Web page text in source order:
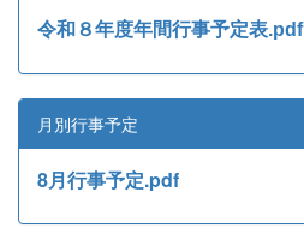
令和８年度年間行事予定表.pdf
月別行事予定
8月行事予定.pdf